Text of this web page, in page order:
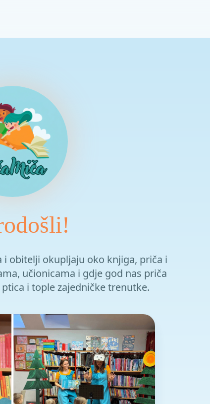
i obitelji okupljaju oko knjiga, priča i
učionicama i gdje god nas priča
i tople zajedničke trenutke.